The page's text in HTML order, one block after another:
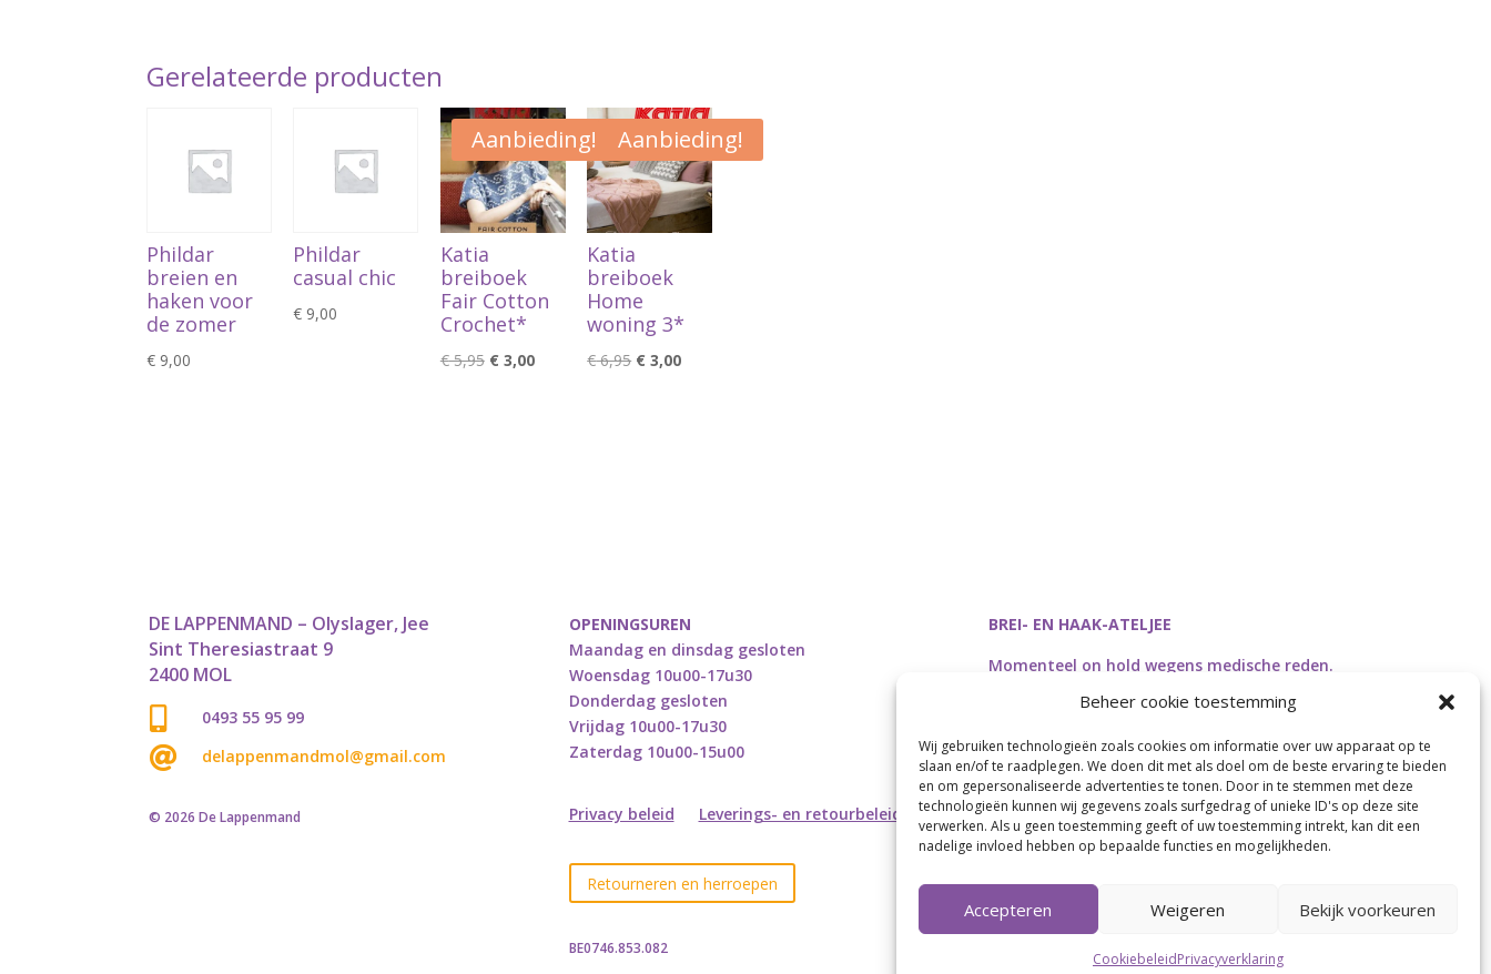
Beheer cookie toestemming
Wij gebruiken technologieën zoals cookies om informatie over uw apparaat op te
slaan en/of te raadplegen. We doen dit met als doel om de beste ervaring te bieden
en om gepersonaliseerde advertenties te tonen. Door in te stemmen met deze
technologieën kunnen wij gegevens zoals surfgedrag of unieke ID's op deze site
verwerken. Als u geen toestemming geeft of uw toestemming intrekt, kan dit een
nadelige invloed hebben op bepaalde functies en mogelijkheden.
Accepteren Weigeren Bekijk voorkeuren
CookiebeleidPrivacyverklaring
Gerelateerde producten
Phildar
breien en
haken voor
de zomer
€ 9,00
Phildar
casual chic
€ 9,00
Aanbieding!
Katia
breiboek
Fair Cotton
Crochet*
€5,95 Oorspronkelijke
€3,00Huidige
Aanbieding!
Katia
breiboek
Home
woning 3*
€6,95 Oorspronkelijke
€ 3,00Huidige
DE LAPPENMAND – Olyslager, Jee
Sint Theresiastraat 9
2400 MOL
 0493 55 95 99
 delappenmandmol@gmail.com
© 2026 De Lappenmand
OPENINGSUREN
Maandag en dinsdag gesloten
Woensdag 10u00-17u30
Donderdag gesloten
Vrijdag 10u00-17u30
Zaterdag 10u00-15u00
Privacy beleid Leverings- en retourbeleid
Retourneren en herroepen
BE0746.853.082
BREI- EN HAAK-ATELJEE
Momenteel on hold wegens medische reden.
Heropstart september.
Webdesign byConnection Communication